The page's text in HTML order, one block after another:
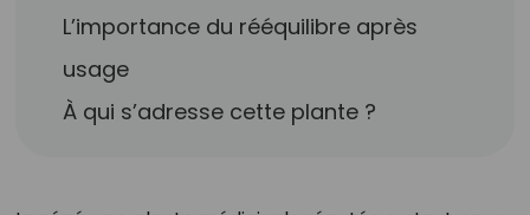
L’importance du rééquilibre après
usage
À qui s’adresse cette plante ?